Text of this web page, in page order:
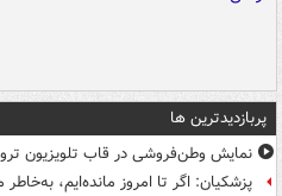
پربازدیدترین ها
نمایش وطن‌فروشی در قاب تلویزیون
پزشکیان: اگر تا امروز مانده‌ایم،